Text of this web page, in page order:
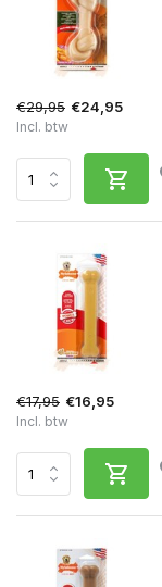
€17,95 €16,95
Incl. btw
€29,95 €24,95
Incl. btw